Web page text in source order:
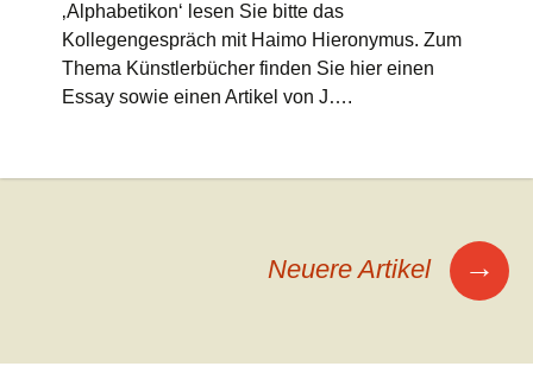
‚Alphabetikon‘ lesen Sie bitte das
Kollegengespräch mit Haimo Hieronymus. Zum
Thema Künstlerbücher finden Sie hier einen
Essay sowie einen Artikel von J….
Neuere Artikel →